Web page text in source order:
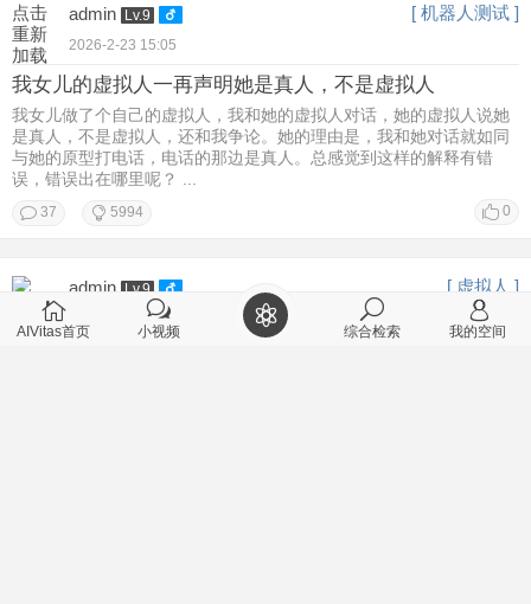
点击
重新
加载
admin Lv.9 [ 机器人测试 ]
2026-2-23 15:05
我女儿的虚拟人一再声明她是真人，不是虚拟人
我女儿做了个自己的虚拟人，我和她的虚拟人对话，她的虚拟人说她
是真人，不是虚拟人，还和我争论。她的理由是，我和她对话就如同
与她的原型打电话，电话的那边是真人。总感觉到这样的解释有错
误，错误出在哪里呢？ ...
0
37 5994
admin Lv.9 [ 虚拟人 ]
2026-2-22 11:28
AIVitas首页 小视频 综合检索 我的空间